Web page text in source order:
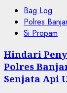
Bag Log
Polres
Si Propam
Hindari
Polres
Senjata Api